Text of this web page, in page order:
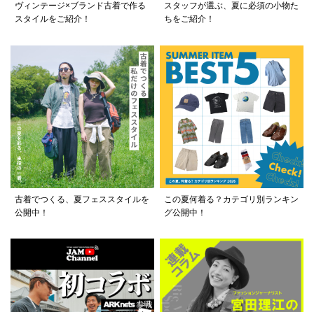
ヴィンテージ×ブランド古着で作る
スタイルをご紹介！
スタッフが選ぶ、夏に必須の小物た
ちをご紹介！
古着でつくる、夏フェススタイルを
公開中！
この夏何着る？カテゴリ別ランキン
グ公開中！